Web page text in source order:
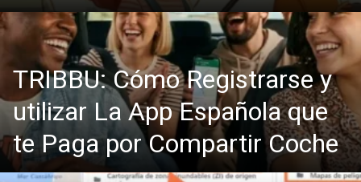
TRIBBU: Cómo Registrarse y
utilizar La App Española que
te Paga por Compartir Coche